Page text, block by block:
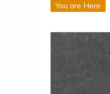
You are Here